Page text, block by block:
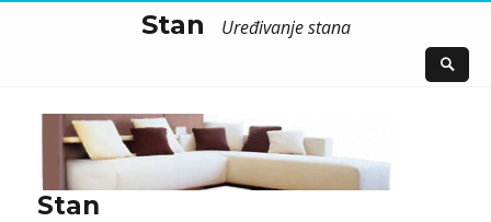
Stan Uređivanje stana
Stan